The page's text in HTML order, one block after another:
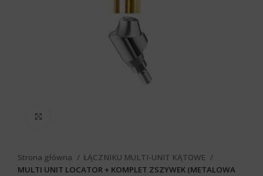
Strona główna
ŁĄCZNIKU MULTI-UNIT KĄTOWE
MULTI UNIT LOCATOR + KOMPLET ZSZYWEK (METALOWA